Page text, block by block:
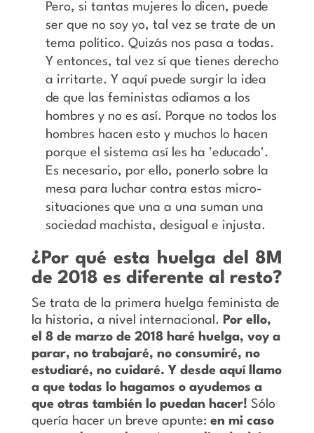
Pero, si tantas mujeres lo dicen, puede
ser que no soy yo, tal vez se trate de un
tema político. Quizás nos pasa a todas.
Y entonces, tal vez sí que tienes derecho
a irritarte. Y aquí puede surgir la idea
de que las feministas odiamos a los
hombres y no es así. Porque no todos los
hombres hacen esto y muchos lo hacen
porque el sistema así les ha 'educado'.
Es necesario, por ello, ponerlo sobre la
mesa para luchar contra estas micro-
situaciones que una a una suman una
sociedad machista, desigual e injusta.
¿Por qué esta huelga del 8M
de 2018 es diferente al resto?
Se trata de la primera huelga feminista de
la historia, a nivel internacional. Por ello,
el 8 de marzo de 2018 haré huelga, voy a
parar, no trabajaré, no consumiré, no
estudiaré, no cuidaré. Y desde aquí llamo
a que todas lo hagamos o ayudemos a
que otras también lo puedan hacer! Sólo
quería hacer un breve apunte: en mi caso